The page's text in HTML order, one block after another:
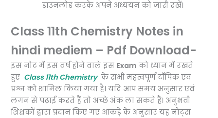
डाउनलोड करके अपने अध्ययन को जारी रखें।
Class 11th Chemistry Notes in
hindi mediem – Pdf Download-
इस नोट में इस वर्ष होने वाले इस Exam को ध्यान में रखते
हुए Class 11th Chemistryके सभी महत्वपूर्ण टॉपिक एवं
प्रश्न को शामिल किया गया है। यदि आप समय अनुसार एवं
लगन से पढ़ाई करते हैं तो अच्छे अंक ला सकते हैं। अनुभवी
शिक्षकों द्वारा प्रदान किए गए आंकड़े के अनुसार यह नोट्स